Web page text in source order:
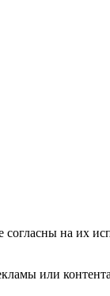
на их
или